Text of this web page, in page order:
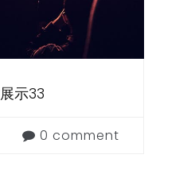
示33
0 comment